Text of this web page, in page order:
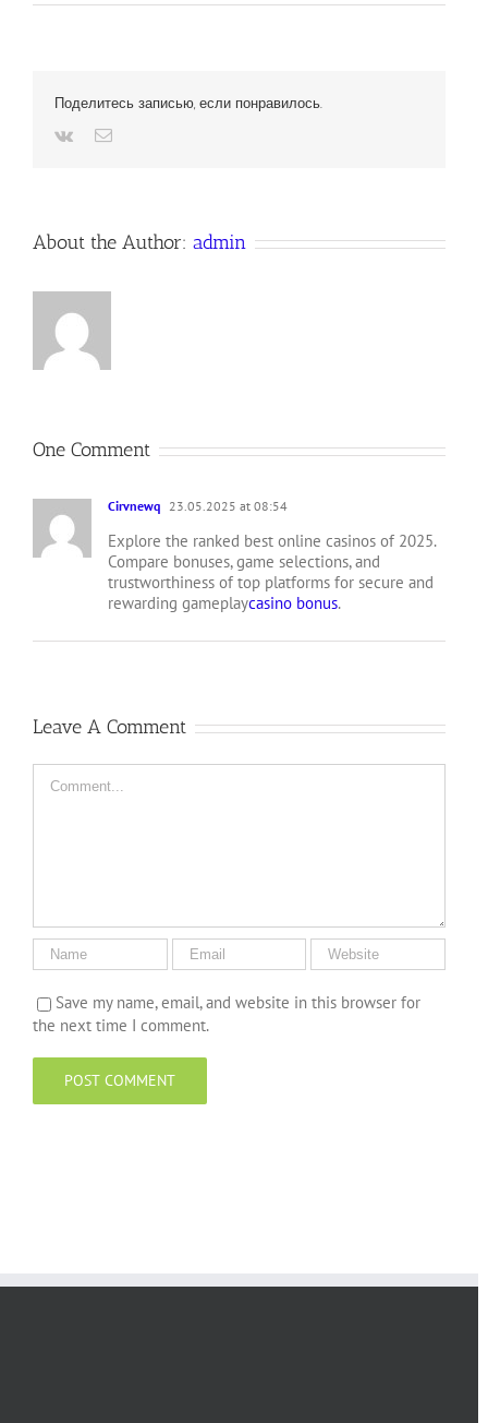
Поделитесь записью, если понравилось.
Vk Email
About the Author: admin
One Comment
Cirvnewq 23.05.2025 at 08:54
Explore the ranked best online casinos of 2025.
Compare bonuses, game selections, and
trustworthiness of top platforms for secure and
rewarding gameplaycasino bonus.
Leave A Comment
Save my name, email, and website in this browser for
the next time I comment.